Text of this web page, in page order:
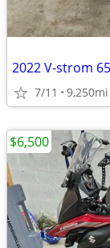
2022 V-strom
7/11 9,250mi
$6,500